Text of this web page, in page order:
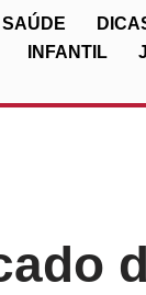
INFANTIL